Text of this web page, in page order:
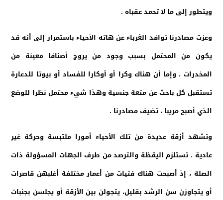
ويتطور إلى ما لا تحمد عقباه .
وعزت مصادرنا توافد الغرباء عن هاته الأحياء باستمرار إلى أنه قد
يكون من المحتمل بسبب وجود من يروج أصنافا معينة من
المخدرات ، وإما أن هناك وكرا أو أوكارا للفساد أو بيوتا للدعارة
تستقبل كل باحث عن متعة جنسية وهذا شيء محتمل نظرا للوضع
الذي أصبح مريبا ، تضيف مصادرنا .
وتشهد أزقة عديدة من تلك الأحياء أمورا ملتبسة وحركة غير
عادية ، تستلزم اليقظة والترصد من طرف الجهات المسؤولة ذات
الصلة ، إذ أصبحت هناك فتيات من أعمار مختلفة أغلبهن قاصرات
أو يتجاوزن سن الرشد بقليل، يتجولن بين الأزقة أو يجلسن بجنبات